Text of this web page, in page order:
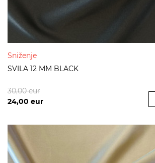
Sniženje
SVILA 12 MM BLACK
24,00 eur
30,00eur